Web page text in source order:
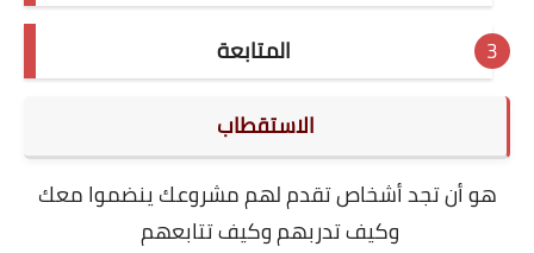
المتابعة
الاستقطاب
هو أن تجد أشخاص تقدم لهم مشروعك ينضموا معك
وكيف تدربهم وكيف تتابعهم